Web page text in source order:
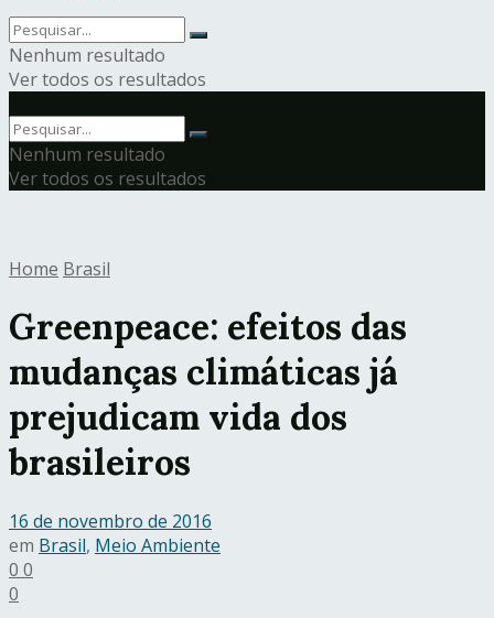
Nenhum resultado
Ver todos os resultados
Nenhum resultado
Ver todos os resultados
Home Brasil
Greenpeace: efeitos das
mudanças climáticas já
prejudicam vida dos
brasileiros
16 de novembro de 2016
em Brasil, Meio Ambiente
0 0
0